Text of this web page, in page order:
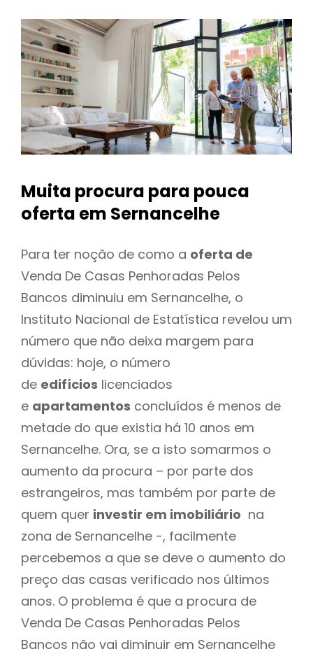
Muita procura para pouca
oferta em Sernancelhe
Para ter noção de como a oferta de
Venda De Casas Penhoradas Pelos
Bancos diminuiu em Sernancelhe, o
Instituto Nacional de Estatística revelou um
número que não deixa margem para
dúvidas: hoje, o número
de edifícios licenciados
e apartamentos concluídos é menos de
metade do que existia há 10 anos em
Sernancelhe. Ora, se a isto somarmos o
aumento da procura – por parte dos
estrangeiros, mas também por parte de
quem quer investir em imobiliário na
zona de Sernancelhe -, facilmente
percebemos a que se deve o aumento do
preço das casas verificado nos últimos
anos. O problema é que a procura de
Venda De Casas Penhoradas Pelos
Bancos não vai diminuir em Sernancelhe